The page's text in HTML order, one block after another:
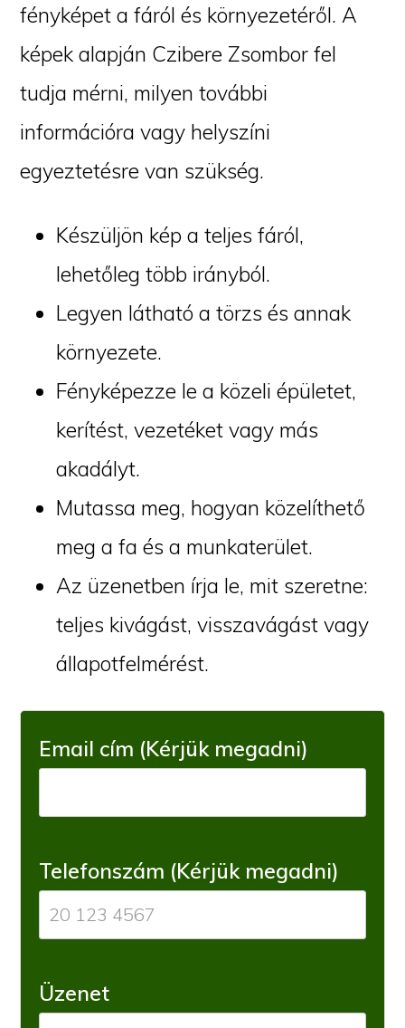
fényképet a fáról és környezetéről. A
képek alapján Czibere Zsombor fel
tudja mérni, milyen további
információra vagy helyszíni
egyeztetésre van szükség.
Készüljön kép a teljes fáról,
lehetőleg több irányból.
Legyen látható a törzs és annak
környezete.
Fényképezze le a közeli épületet,
kerítést, vezetéket vagy más
akadályt.
Mutassa meg, hogyan közelíthető
meg a fa és a munkaterület.
Az üzenetben írja le, mit szeretne:
teljes kivágást, visszavágást vagy
állapotfelmérést.
Email cím (Kérjük megadni)
Telefonszám (Kérjük megadni)
Üzenet